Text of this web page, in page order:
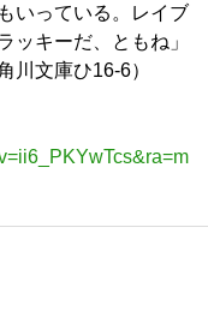
いっている。レイブ
ッキーだ、ともね」
川文庫ひ16-6）